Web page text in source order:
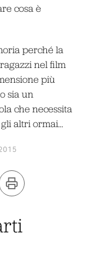
cosa è
perché la
nel film
più
sia un
che necessita
altri ormai…